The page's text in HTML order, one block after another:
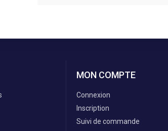
MON COMPTE
Connexion
Inscription
Suivi de commande